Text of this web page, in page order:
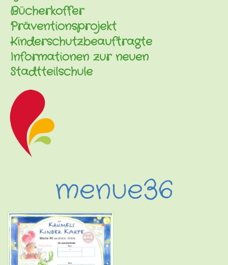
Bücherkoffer
Präventionsprojekt
Kinderschutzbeauftragte
Informationen zur neuen
Stadtteilschule
menue36